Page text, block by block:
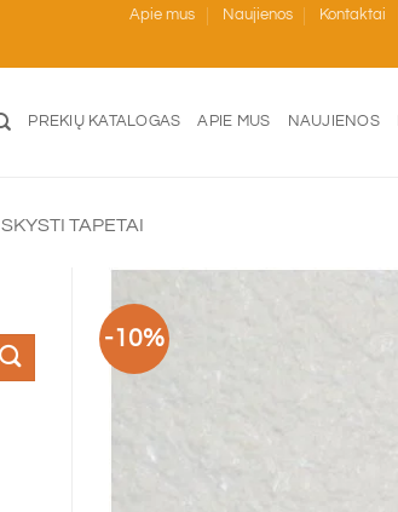
Apie mus Naujienos Kontaktai
PREKIŲ KATALOGAS APIE MUS NAUJIENOS
SKYSTI TAPETAI
-10%